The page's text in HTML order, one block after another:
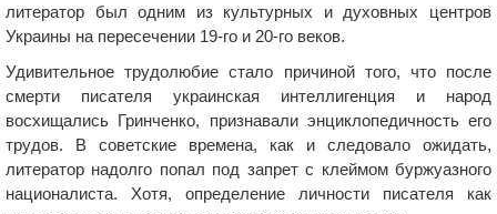
литератор был одним из культурных и духовных центров
Украины на пересечении 19-го и 20-го веков.
Удивительное трудолюбие стало причиной того, что после
смерти писателя украинская интеллигенция и народ
восхищались Гринченко, признавали энциклопедичность его
трудов. В советские времена, как и следовало ожидать,
литератор надолго попал под запрет с клеймом буржуазного
националиста. Хотя, определение личности писателя как